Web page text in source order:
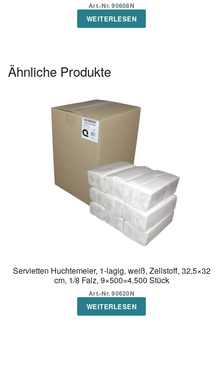
Art.-Nr. 90608N
WEITERLESEN
Ähnliche Produkte
Servietten Huchtemeier, 1-lagig, weiß, Zellstoff, 32,5×32
cm, 1/8 Falz, 9×500=4.500 Stück
Art.-Nr. 90620N
WEITERLESEN